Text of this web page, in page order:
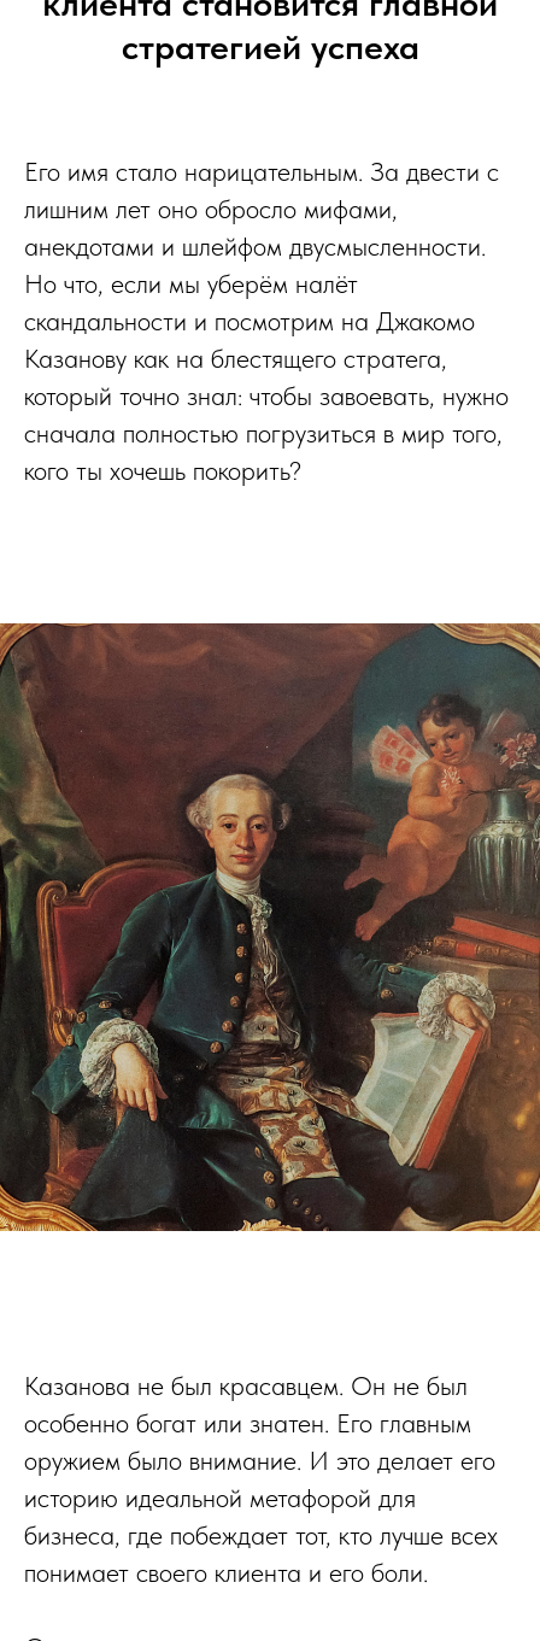
стратегией успеха
Его имя стало нарицательным. За двести с
лишним лет оно обросло мифами,
анекдотами и шлейфом двусмысленности.
Но что, если мы уберём налёт
скандальности и посмотрим на Джакомо
Казанову как на блестящего стратега,
который точно знал: чтобы завоевать, нужно
сначала полностью погрузиться в мир того,
кого ты хочешь покорить?
Казанова не был красавцем. Он не был
особенно богат или знатен. Его главным
оружием было внимание. И это делает его
историю идеальной метафорой для
бизнеса, где побеждает тот, кто лучше всех
понимает своего клиента и его боли.